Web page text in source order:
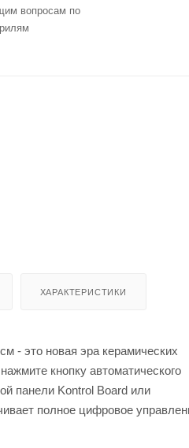
вопросам по
ХАРАКТЕРИСТИКИ
- это новая эра керамических
кнопку автоматического
панели Kontrol Board или
полное цифровое